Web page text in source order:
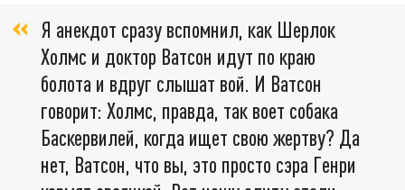
Я анекдот сразу вспомнил, как Шерлок
Холмс и доктор Ватсон идут по краю
болота и вдруг слышат вой. И Ватсон
говорит: Холмс, правда, так воет собака
Баскервилей, когда ищет свою жертву? Да
нет, Ватсон, что вы, это просто сэра Генри